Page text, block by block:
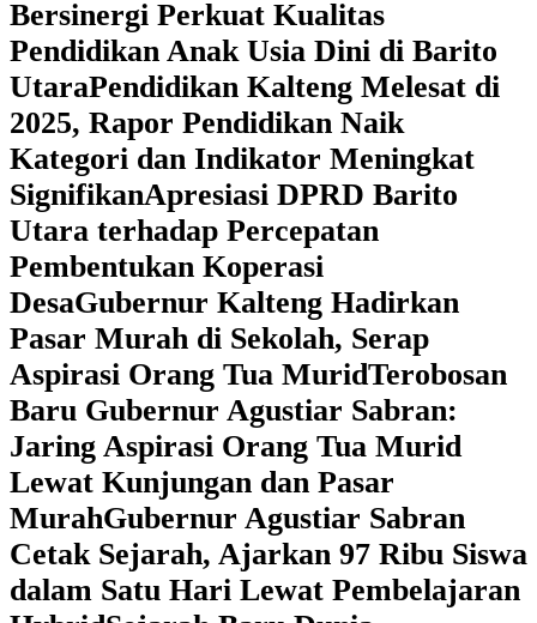
Bersinergi Perkuat Kualitas
Pendidikan Anak Usia Dini di Barito
Utara‎Pendidikan Kalteng Melesat di
2025, Rapor Pendidikan Naik
Kategori dan Indikator Meningkat
SignifikanApresiasi DPRD Barito
Utara terhadap Percepatan
Pembentukan Koperasi
Desa‎Gubernur Kalteng Hadirkan
Pasar Murah di Sekolah, Serap
Aspirasi Orang Tua Murid‎Terobosan
Baru Gubernur Agustiar Sabran:
Jaring Aspirasi Orang Tua Murid
Lewat Kunjungan dan Pasar
MurahGubernur Agustiar Sabran
Cetak Sejarah, Ajarkan 97 Ribu Siswa
dalam Satu Hari Lewat Pembelajaran